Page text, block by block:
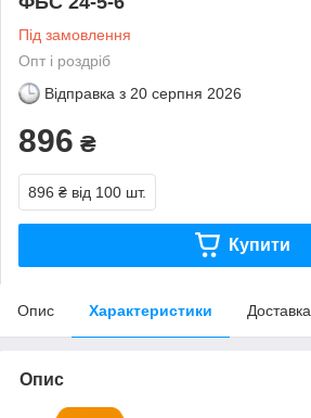
Під замовлення
Опт і роздріб
Відправка з 20 серпня 2026
896 ₴
896 ₴ від 100 шт.
Купити
Опис Характеристики Доставка
Опис